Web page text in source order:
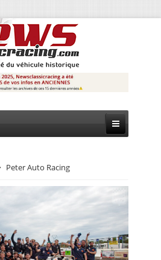
Peter Auto Racing